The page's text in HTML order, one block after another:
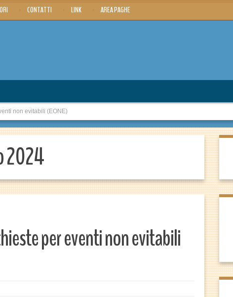
CONTATTI LINK AREA PAGHE
non evitabili (EONE)
2024
per eventi non evitabili